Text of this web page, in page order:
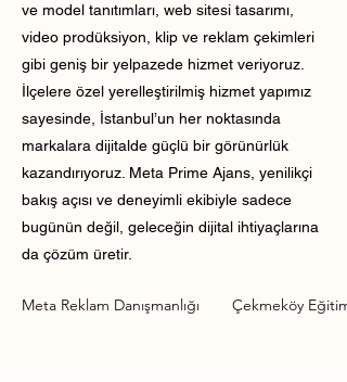
ve model tanıtımları, web sitesi tasarımı,
video prodüksiyon, klip ve reklam çekimleri
gibi geniş bir yelpazede hizmet veriyoruz.
İlçelere özel yerelleştirilmiş hizmet yapımız
sayesinde, İstanbul’un her noktasında
markalara dijitalde güçlü bir görünürlük
kazandırıyoruz. Meta Prime Ajans, yenilikçi
bakış açısı ve deneyimli ekibiyle sadece
bugünün değil, geleceğin dijital ihtiyaçlarına
da çözüm üretir.
Meta Reklam Danışmanlığı Çekmeköy